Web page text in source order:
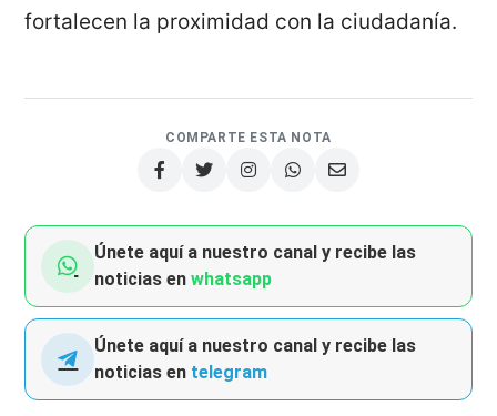
fortalecen la proximidad con la ciudadanía.
COMPARTE ESTA NOTA
Únete aquí a nuestro canal y recibe las
noticias enwhatsapp
Únete aquí a nuestro canal y recibe las
noticias en telegram